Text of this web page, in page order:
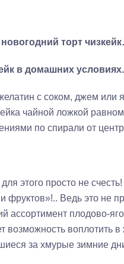
новогодний торт
в домашних условиях.
с соком, джем или
чайной ложкой
по спирали от
этого просто не
фруктов»!.. Ведь это не
плодово-
возможность воплотить
за хмурые зимние